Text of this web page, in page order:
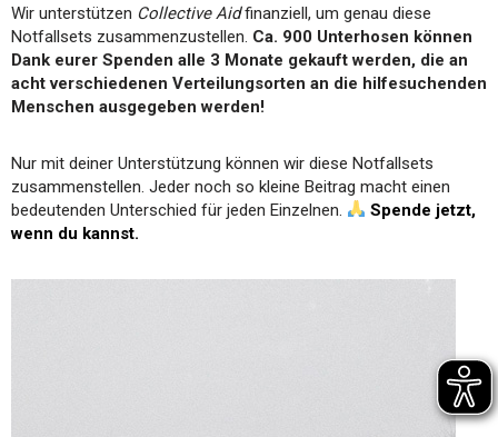
Wir unterstützen Collective Aidfinanziell, um genau diese
Notfallsets zusammenzustellen. Ca. 900 Unterhosen können
Dank eurer Spenden alle 3 Monate gekauft werden, die an
acht verschiedenen Verteilungsorten an die hilfesuchenden
Menschen ausgegeben werden!
Nur mit deiner Unterstützung können wir diese Notfallsets
zusammenstellen. Jeder noch so kleine Beitrag macht einen
bedeutenden Unterschied für jeden Einzelnen.
Spende jetzt,
wenn du kannst.